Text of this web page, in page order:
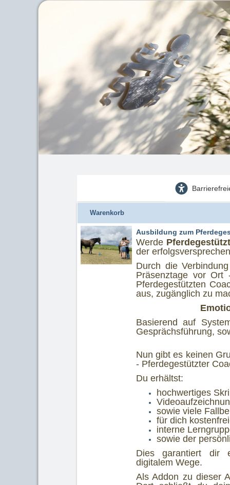
Warenkorb
Ausbildung zum
Werde
der
Durch die
Präsenztage vor
Pferdegestützten
aus, zugänglich zu
Basierend auf
Gesprächsführung,
Nun gibt es keinen
- Pferdegestützter
Du erhältst:
hochwertiges
sowie viele
für dich
interne
sowie der
Dies garantiert dir
digitalem Wege.
Als Addon zu dieser